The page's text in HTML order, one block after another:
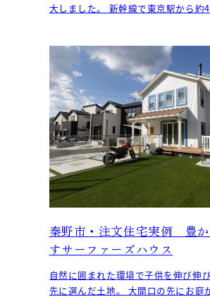
大しました。 新幹線で東京駅から約
秦野市・注文住宅実例 豊か
すサーファーズハウス
自然に囲まれた環境で子供を伸び伸
先に選んだ土地。 大開口の先にお庭がひろがる、開放的